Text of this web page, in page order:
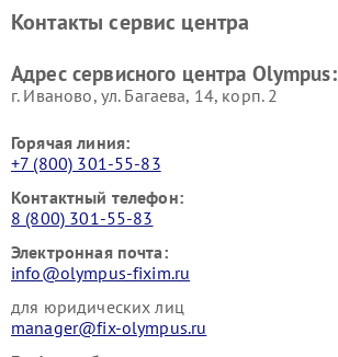
Контакты сервис центра
Адрес сервисного центра Olympus:
г. Иваново, ул. Багаева, 14, корп. 2
Горячая линия:
+7 (800) 301-55-83
Контактный телефон:
8 (800) 301-55-83
Электронная почта:
info@olympus-fixim.ru
для юридических лиц
manager@fix-olympus.ru